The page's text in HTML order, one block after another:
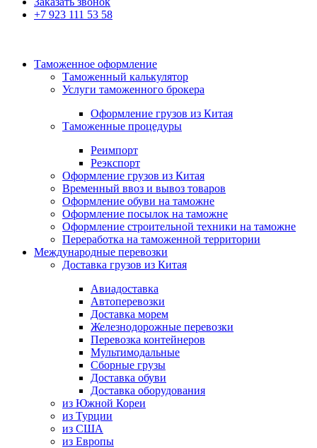
+7 923 111 53 58
Таможенное оформление
Таможенный калькулятор
Услуги таможенного брокера
Оформление грузов из Китая
Таможенные процедуры
Реимпорт
Реэкспорт
Оформление грузов из Китая
Временный ввоз и вывоз товаров
Оформление обуви на таможне
Оформление посылок на таможне
Оформление строительной техники на таможне
Переработка на таможенной территории
Международные перевозки
Доставка грузов из Китая
Авиадоставка
Автоперевозки
Доставка морем
Железнодорожные перевозки
Перевозка контейнеров
Мультимодальные
Сборные грузы
Доставка обуви
Доставка оборудования
из Южной Кореи
из Турции
из США
из Европы